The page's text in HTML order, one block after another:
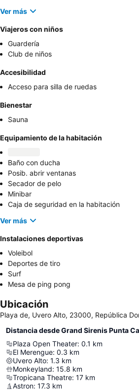
Ver más
Viajeros con niños
Guardería
Club de niños
Accesibilidad
Acceso para silla de ruedas
Bienestar
Sauna
Equipamiento de la habitación
Baño con ducha
Posib. abrir ventanas
Secador de pelo
Minibar
Caja de seguridad en la habitación
Ver más
Instalaciones deportivas
Voleibol
Deportes de tiro
Surf
Mesa de ping pong
Ubicación
Playa de, Uvero Alto, 23000, República
Distancia desde Grand Sirenis Punta
Plaza Open Theater: 0.1 km
El Merengue: 0.3 km
Uvero Alto: 1.3 km
Monkeyland: 15.8 km
Tropicana Theatre: 17 km
Astron: 17.3 km